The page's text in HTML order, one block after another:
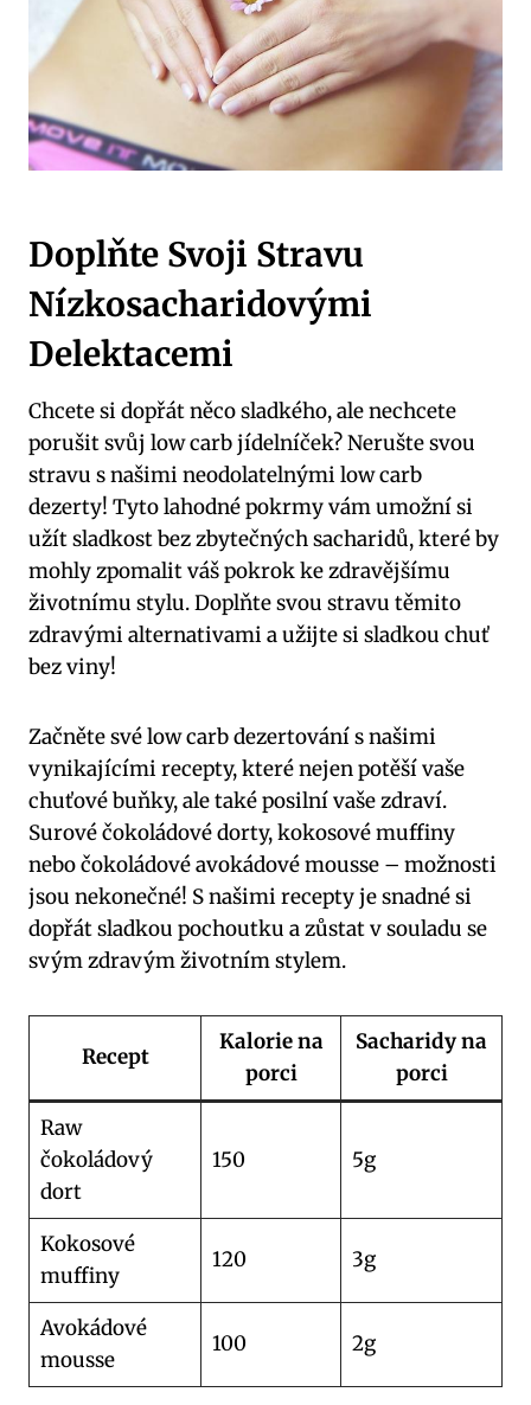
Doplňte Svoji Stravu
Nízkosacharidovými
Delektacemi
Chcete si dopřát něco sladkého, ale nechcete
porušit svůj low carb jídelníček? Nerušte svou
stravu s našimi neodolatelnými low carb
dezerty! Tyto lahodné pokrmy vám umožní si
užít sladkost bez zbytečných sacharidů, které by
mohly zpomalit váš pokrok ke zdravějšímu
životnímu stylu. Doplňte svou stravu těmito
zdravými alternativami a užijte si sladkou chuť
bez viny!
Začněte své low carb dezertování s našimi
vynikajícími recepty, které nejen potěší vaše
chuťové buňky, ale také posilní vaše zdraví.
Surové čokoládové dorty, kokosové muffiny
nebo čokoládové avokádové mousse – možnosti
jsou nekonečné! S našimi recepty je snadné si
dopřát sladkou pochoutku a zůstat v souladu se
svým zdravým životním stylem.
Recept
Kalorie na
porci
Sacharidy na
porci
Raw
čokoládový
dort
150 5g
Kokosové
muffiny
120 3g
Avokádové
mousse
100 2g